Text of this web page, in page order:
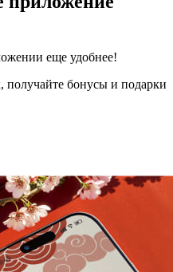
еще удобнее!
получайте бонусы и подарки